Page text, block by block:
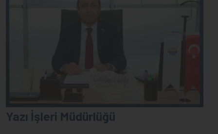
Yazı İşleri Müdürlüğü